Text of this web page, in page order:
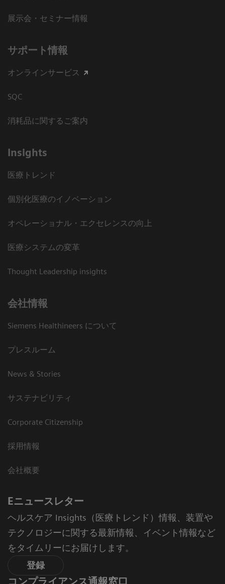
展示会・セミナー情報
サポート情報
オンラインサービス
SQC
消耗品に関するご案内
Insights
医療トレンド
個別化医療のイノベーション
オペレーショナル・エクセレンスの向上
医療システムの変革
Thought Leadership insights
会社情報
Siemens Healthineers について
プレスルーム
News & Stories
サステナビリティ
Corporate Citizenship
採用情報
会社概要
Eニュースレター
ヘルスケア Insights（医療トレンド）情報、装置や
テクノロジーに関する最新情報、イベント情報など
をタイムリーにお届けします。
登録